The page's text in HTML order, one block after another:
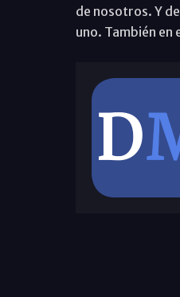
de nosotros. Y
uno. También en